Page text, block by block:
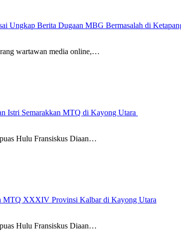
Ungkap Berita Dugaan MBG Bermasalah di
wartawan media online,…
Istri Semarakkan MTQ di Kayong Utara
Hulu Fransiskus Diaan…
MTQ XXXIV Provinsi Kalbar di Kayong Utara
Hulu Fransiskus Diaan…